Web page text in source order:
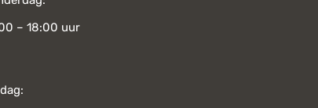
– 18:00 uur